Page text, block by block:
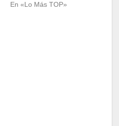
En «Lo Más TOP»